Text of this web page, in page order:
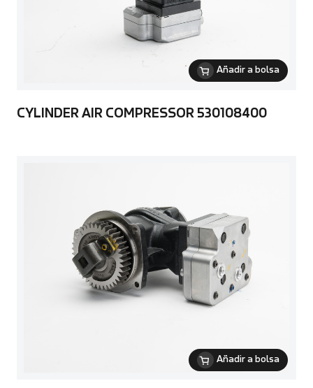
Añadir a bolsa
CYLINDER AIR COMPRESSOR 530108400
Añadir a bolsa